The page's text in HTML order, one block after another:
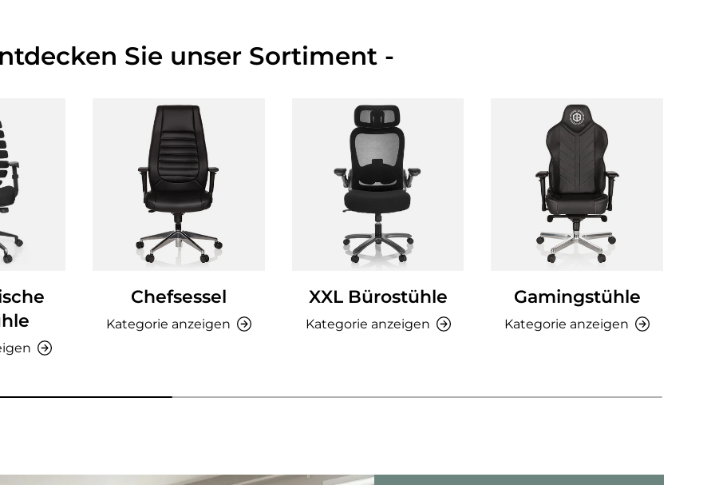
Sie unser Sortiment -
Chefsessel
Kategorie anzeigen
XXL Bürostühle
Kategorie anzeigen
Gamingstühle
Kategorie anzeigen